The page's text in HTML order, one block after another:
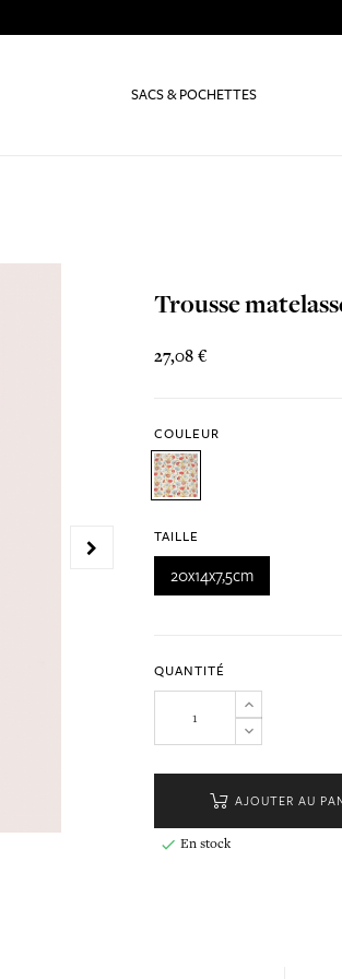
SACS & POCHETTES
Trousse
27,08 €
COULEUR
TAILLE
20x14x7,5cm
QUANTITÉ
AJOUTER AU
 En stock